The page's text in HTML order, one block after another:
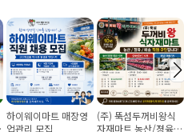
하이웨이마트 매장영
업관리 모집
(주) 뚝섬두꺼비왕식
자재마트 농산/졍육/